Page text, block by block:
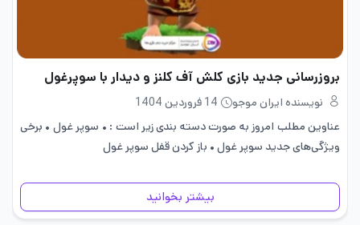
بروزرسانی جدید بازی کلش آف کلنز و دیدار با سوپرغول
نویسنده ایران موجو
14 فروردین 1404
عناوین مطلب امروز به صورت دسته بندی زیر است : • سوپر غول • برخی
ویژگی‌های جدید سوپر غول • باز کردن قفل سوپر غول
بیشتر بخوانید